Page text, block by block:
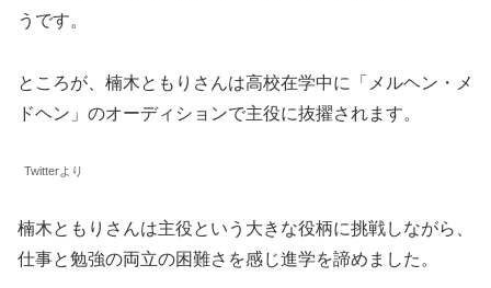
うです。
ところが、楠木ともりさんは高校在学中に「メルヘン・メ
ドヘン」のオーディションで主役に抜擢されます。
Twitterより
楠木ともりさんは主役という大きな役柄に挑戦しながら、
仕事と勉強の両立の困難さを感じ進学を諦めました。